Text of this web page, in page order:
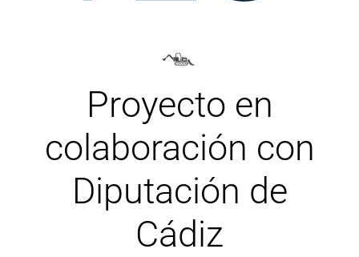
Proyecto en
colaboración con
Diputación de
Cádiz